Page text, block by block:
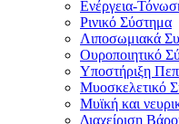
Eνέργεια-
Ρινικό Σύστημα
Λιποσωμιακά
Ουροποιητικό
Υποστήριξη
Μυοσκελετικό
Μυϊκή και
Διαχείριση